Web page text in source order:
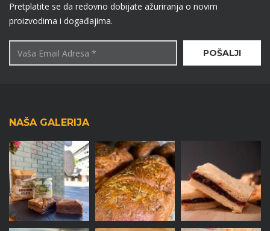
Pretplatite se da redovno dobijate ažuriranja o novim
proizvodima i događajima.
NAŠA GALERIJA